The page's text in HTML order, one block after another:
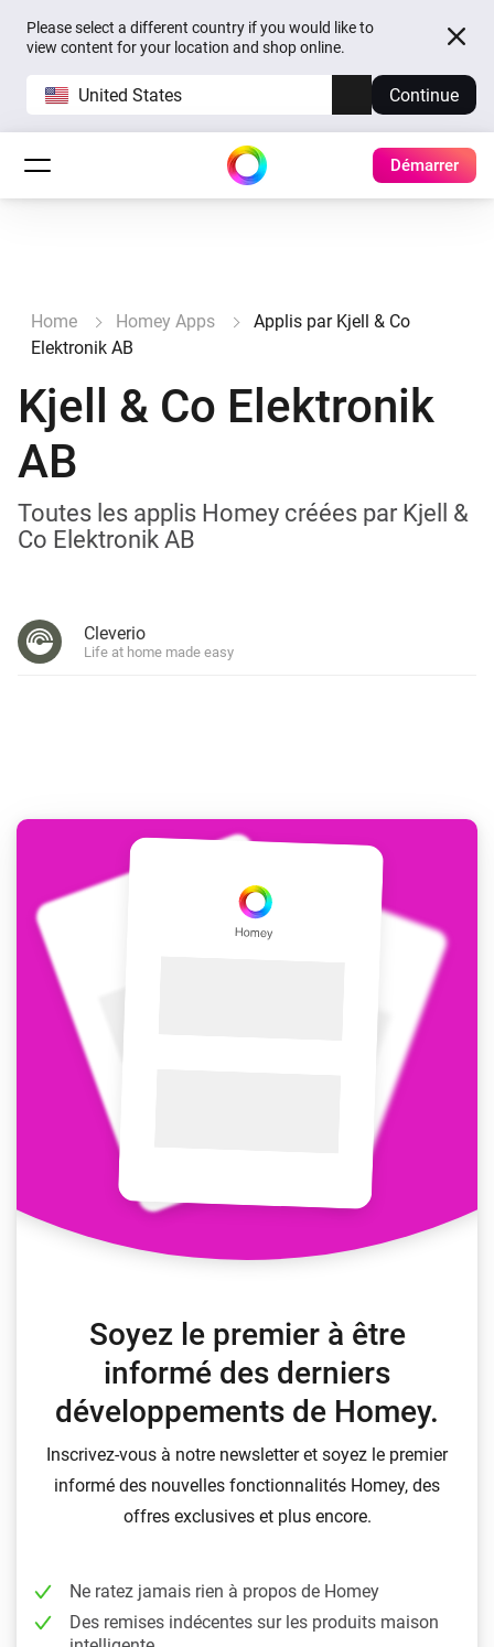
Please select a different country if you would like to
view content for your location and shop online.
United States Continue
Démarrer
Home Homey Apps
Applis par Kjell & Co
Elektronik AB
Kjell & Co Elektronik
AB
Toutes les applis Homey créées par Kjell &
Co Elektronik AB
Cleverio
Life at home made easy
Soyez le premier à être
informé des derniers
développements de Homey.
Inscrivez-vous à notre newsletter et soyez le premier
informé des nouvelles fonctionnalités Homey, des
offres exclusives et plus encore.
Ne ratez jamais rien à propos de Homey
Des remises indécentes sur les produits maison